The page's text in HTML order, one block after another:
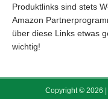
Produktlinks sind stets
Amazon
über diese Links etwas
wichtig!
Copyright © 2026 |